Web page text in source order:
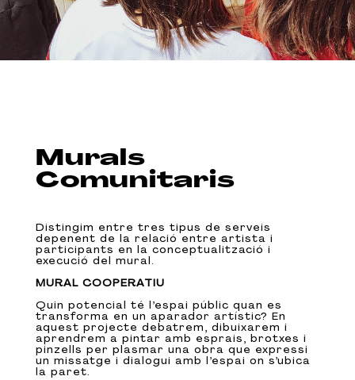
Murals
Comunitaris
Distingim entre tres tipus de serveis
depenent de la relació entre artista i
participants en la conceptualització i
execució del mural.
MURAL COOPERATIU
Quin potencial té l’espai públic quan es
transforma en un aparador artístic? En
aquest projecte debatrem, dibuixarem i
aprendrem a pintar amb esprais, brotxes i
pinzells per plasmar una obra que expressi
un missatge i dialogui amb l’espai on s’ubica
la paret.